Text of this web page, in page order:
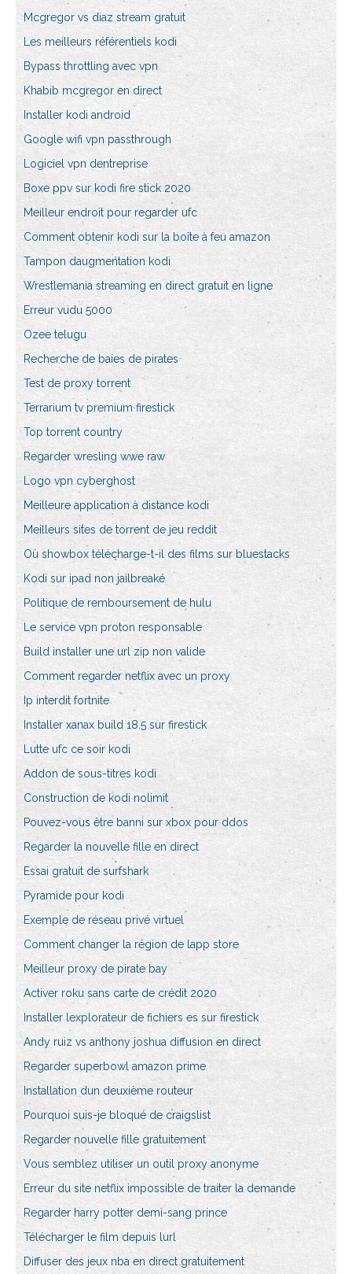
Mcgregor vs diaz stream gratuit
Les meilleurs référentiels kodi
Bypass throttling avec vpn
Khabib mcgregor en direct
Installer kodi android
Google wifi vpn passthrough
Logiciel vpn dentreprise
Boxe ppv sur kodi fire stick 2020
Meilleur endroit pour regarder ufc
Comment obtenir kodi sur la boîte à feu amazon
Tampon daugmentation kodi
Wrestlemania streaming en direct gratuit en ligne
Erreur vudu 5000
Ozee telugu
Recherche de baies de pirates
Test de proxy torrent
Terrarium tv premium firestick
Top torrent country
Regarder wresling wwe raw
Logo vpn cyberghost
Meilleure application à distance kodi
Meilleurs sites de torrent de jeu reddit
Où showbox télécharge-t-il des films sur bluestacks
Kodi sur ipad non jailbreaké
Politique de remboursement de hulu
Le service vpn proton responsable
Build installer une url zip non valide
Comment regarder netflix avec un proxy
Ip interdit fortnite
Installer xanax build 18.5 sur firestick
Lutte ufc ce soir kodi
Addon de sous-titres kodi
Construction de kodi nolimit
Pouvez-vous être banni sur xbox pour ddos
Regarder la nouvelle fille en direct
Essai gratuit de surfshark
Pyramide pour kodi
Exemple de réseau privé virtuel
Comment changer la région de lapp store
Meilleur proxy de pirate bay
Activer roku sans carte de crédit 2020
Installer lexplorateur de fichiers es sur firestick
Andy ruiz vs anthony joshua diffusion en direct
Regarder superbowl amazon prime
Installation dun deuxième routeur
Pourquoi suis-je bloqué de craigslist
Regarder nouvelle fille gratuitement
Vous semblez utiliser un outil proxy anonyme
Erreur du site netflix impossible de traiter la demande
Regarder harry potter demi-sang prince
Télécharger le film depuis lurl
Diffuser des jeux nba en direct gratuitement